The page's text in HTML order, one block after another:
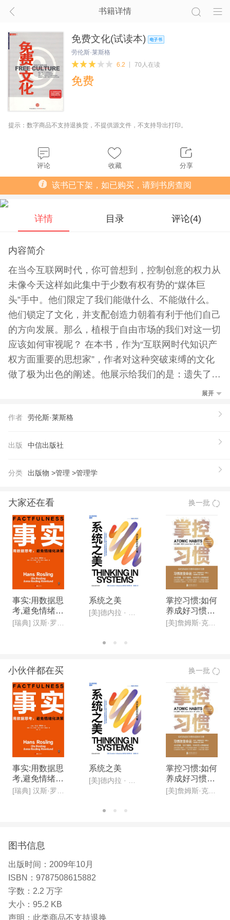
书籍详情
免费文化(试读本)
劳伦斯·莱斯格
6.2
70人在读
免费
提示：数字商品不支持退换货，不提供源文件，不支持导出打印。
评论 收藏 分享
该书已下架，如已购买，请到书房查阅
详情 目录 评论(4)
内容简介
在当今互联网时代，你可曾想到，控制创意的权力从
未像今天这样如此集中于少数有权有势的“媒体巨
头”手中。他们限定了我们能做什么、不能做什么。
他们锁定了文化，并支配创造力朝着有利于他们自己
的方向发展。那么，植根于自由市场的我们对这一切
应该如何审视呢？ 在本书，作为“互联网时代知识产
权方面重要的思想家”，作者对这种突破束缚的文化
做了极为出色的阐述。他展示给我们的是：遗失了突
破束缚的文化市场，我们也就丧失了创作的自由、丧
由。 本书一问世，便立即引起了全球网络空间的巨
升。而且本书在发行纸本版的同时，即按照“创作共
协议的条件下免费阅读和自由传播。因此，本书立即
创意。中国互联网爱好者和“博客迷”还自发为本书创
建了一家翻译网站，在全球范围内讨论并征集优秀翻
译稿伯。 莱斯格教授这本书有着非同寻常的生命
力，是一本名副其实的好书，有着很高的珍藏侳 而
正因为是好书，才得以在“创作共享”协议授权下迅速
传播和大量。可以说，《免费文化》一书带给我们的
是另类的思考和启发。
【推荐语】
这是一场数字时代的财富战争，“免费”代表的是商业
领域的未来，“免费文化”代表的是文化创意领域的未
《商业周刊》评选的十大优秀图书之一，一经出版即
风靡互联网和博客网站，创“创作共享”的全球典范，
我们的创意自由被剥夺了？谁来为我们摇旗呐喊？
“本书充满了思辨的理性和火花……它将法律的精深
与故事的幽默融为一体。” ——《华尔街日报》 “这
个宣告刺痛了人们……莱斯格说过，追寻常理的行动
永远不会太迟。正是这样的使他这个法学教授如此与
众不同，使他的真知灼见在这个领域里分量十足。”
——《美国律师》 免费阅读更多章节：免费文化
网络法律专家，被《纽约客》誉为“互联网时代重要
知识产权思想家”，被《商业周刊》称为“互联网时代
的守护神”、“网络法律界*原创思想的教授”、“对互联
网*影响
展开
作者 劳伦斯·莱斯格
出版 中信出版社
分类 出版物 >管理 >管理学
大家还在看 换一批
事实:用数据思
考,避免情绪化
决策(新版)
[瑞典] 汉斯·罗斯林, 欧拉·罗斯林,安娜·罗斯林·罗朗德
系统之美
[美]德内拉 · 梅多斯(Donella H· Meadows )
掌控习惯:如何
养成好习惯并
戒除坏习惯(新
[美]詹姆斯·克利尔,迩东晨/译
小伙伴都在买 换一批
事实:用数据思
考,避免情绪化
决策(新版)
系统之美
掌控习惯:如何
养成好习惯并
戒除坏习惯(新
[美]詹姆斯·克利尔,迩东晨/译
图书信息
出版时间： 2009年10月
ISBN： 9787508615882
字数： 2.2 万字
大小： 95.2 KB
声明： 此类商品不支持退换